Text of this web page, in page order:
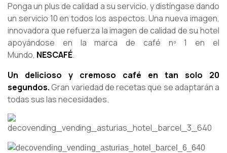
Ponga un plus de calidad a su servicio, y distíngase dando
un servicio 10 en todos los aspectos. Una nueva imagen,
innovadora que refuerza la imagen de calidad de su hotel
apoyándose en la marca de café nº 1 en el
Mundo, NESCAFÉ.
Un delicioso y cremoso café en tan solo 20
segundos.Gran variedad de recetas que se adaptarán a
todas sus las necesidades.